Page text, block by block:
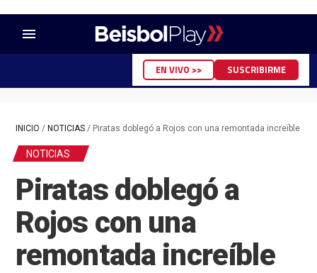
menu
EN VIVO >> SUSCRIBIRME
INICIO / NOTICIAS/ Piratas doblegó a Rojos con una remontada increíble
NOTICIAS
Piratas doblegó a
Rojos con una
remontada increíble